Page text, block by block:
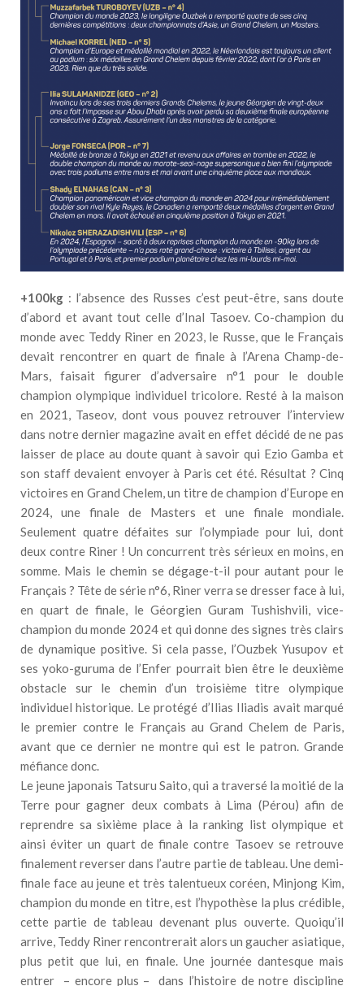
+100kg : l’absence des Russes c’est peut-être, sans doute
d’abord et avant tout celle d’Inal Tasoev. Co-champion du
monde avec Teddy Riner en 2023, le Russe, que le Français
devait rencontrer en quart de finale à l’Arena Champ-de-
Mars, faisait figurer d’adversaire n°1 pour le double
champion olympique individuel tricolore. Resté à la maison
en 2021, Taseov, dont vous pouvez retrouver l’interview
dans notre dernier magazine avait en effet décidé de ne pas
laisser de place au doute quant à savoir qui Ezio Gamba et
son staff devaient envoyer à Paris cet été. Résultat ? Cinq
victoires en Grand Chelem, un titre de champion d’Europe en
2024, une finale de Masters et une finale mondiale.
Seulement quatre défaites sur l’olympiade pour lui, dont
deux contre Riner ! Un concurrent très sérieux en moins, en
somme. Mais le chemin se dégage-t-il pour autant pour le
Français ? Tête de série n°6, Riner verra se dresser face à lui,
en quart de finale, le Géorgien Guram Tushishvili, vice-
champion du monde 2024 et qui donne des signes très clairs
de dynamique positive. Si cela passe, l’Ouzbek Yusupov et
ses yoko-guruma de l’Enfer pourrait bien être le deuxième
obstacle sur le chemin d’un troisième titre olympique
individuel historique. Le protégé d’Ilias Iliadis avait marqué
le premier contre le Français au Grand Chelem de Paris,
avant que ce dernier ne montre qui est le patron. Grande
méfiance donc.
Le jeune japonais Tatsuru Saito, qui a traversé la moitié de la
Terre pour gagner deux combats à Lima (Pérou) afin de
reprendre sa sixième place à la ranking list olympique et
ainsi éviter un quart de finale contre Tasoev se retrouve
finalement reverser dans l’autre partie de tableau. Une demi-
finale face au jeune et très talentueux coréen, Minjong Kim,
champion du monde en titre, est l’hypothèse la plus crédible,
cette partie de tableau devenant plus ouverte. Quoiqu’il
arrive, Teddy Riner rencontrerait alors un gaucher asiatique,
plus petit que lui, en finale. Une journée dantesque mais
entrer – encore plus – dans l’histoire de notre discipline